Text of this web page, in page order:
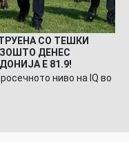
СО ТЕШКИ
ДЕНЕС
Е 81.9!
ниво на IQ во